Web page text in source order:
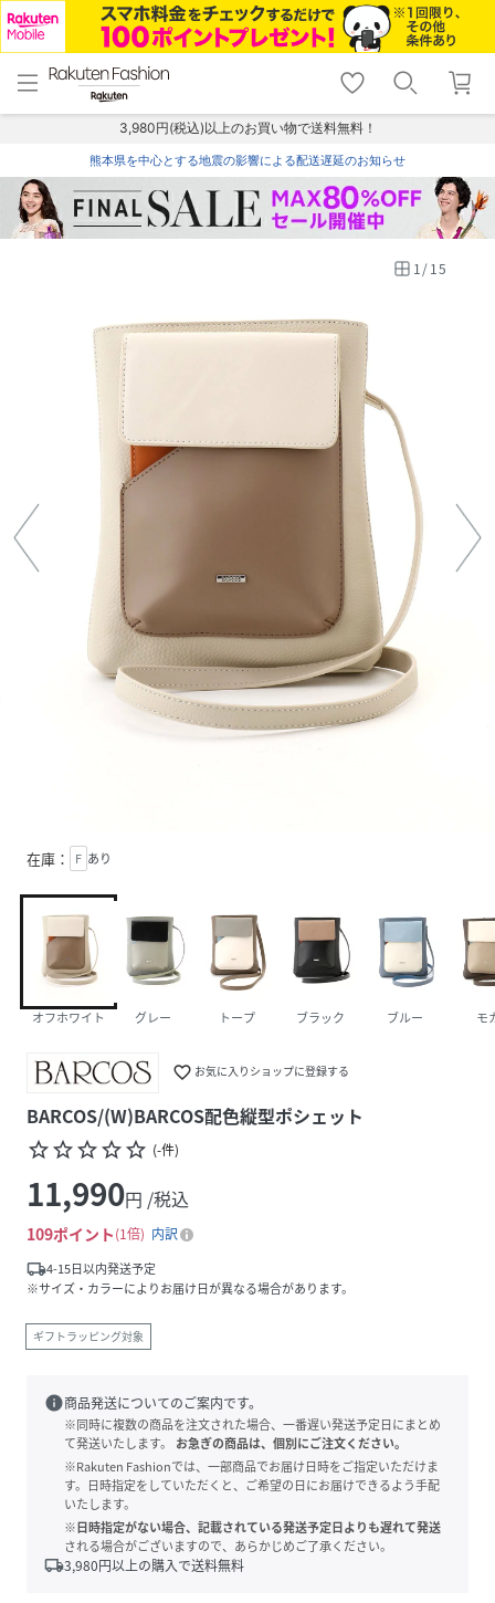
menu home
トップ
shopping_cart lock_outline
ログイン
3,980円(税込)以上のお買い物で送料無料！
熊本県を中心とする地震の影響による配送遅延のお知らせ
1/15
在庫： F あり
オフホワイト グレー トープ ブラック ブルー モ
favorite_border お気に入りショップに登録する
BARCOS/(W)BARCOS配色縦型ポシェット
star_borderstar_borderstar_borderstar_borderstar_border (-件)
11,990円 /税込
109ポイント 1倍
内訳
local_shipping4-15日以内発送予定
※サイズ・カラーによりお届け日が異なる場合があります。
ギフトラッピング対象
info商品発送についてのご案内です。
※同時に複数の商品を注文された場合、一番遅い発送予定日にまとめ
て発送いたします。
お急ぎの商品は、個別にご注文ください。
※Rakuten Fashionでは、一部商品でお届け日時をご指定いただけま
す。日時指定をしていただくと、ご希望の日にお届けできるよう手配
いたします。
※日時指定がない場合、記載されている発送予定日よりも遅れて発送
される場合がございますので、あらかじめご了承ください。
local_shipping3,980円以上の購入で送料無料